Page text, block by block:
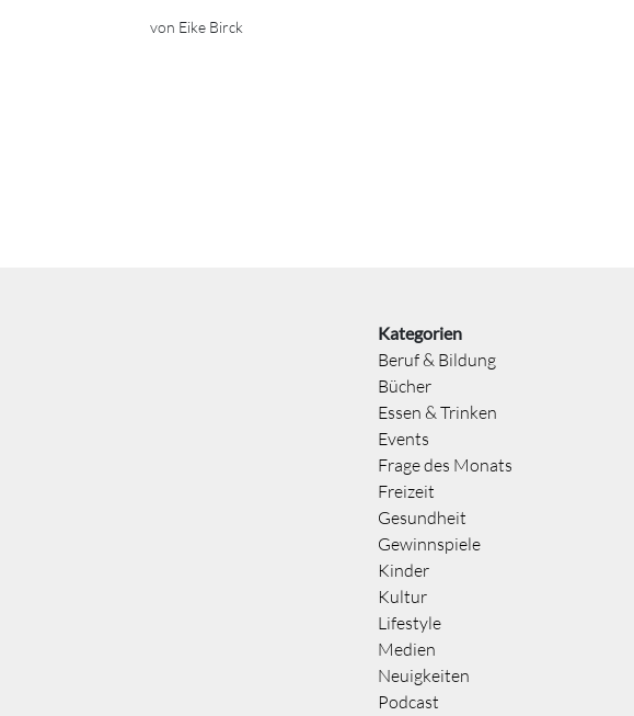
von Eike Birck
Kategorien
Beruf & Bildung
Bücher
Essen & Trinken
Events
Frage des Monats
Freizeit
Gesundheit
Gewinnspiele
Kinder
Kultur
Lifestyle
Medien
Neuigkeiten
Podcast